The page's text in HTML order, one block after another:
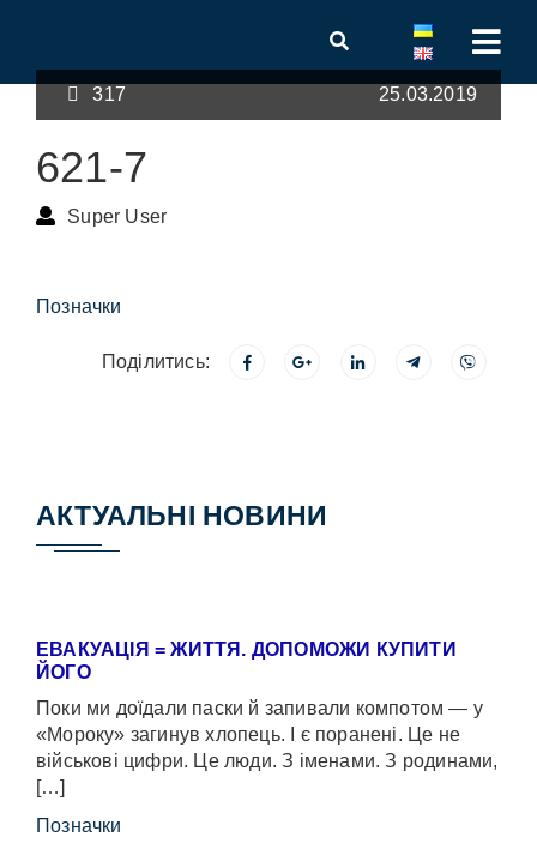
317 25.03.2019
621-7
Super User
Позначки
Поділитись:
АКТУАЛЬНІ НОВИНИ
ЕВАКУАЦІЯ = ЖИТТЯ. ДОПОМОЖИ КУПИТИ
ЙОГО
Поки ми доїдали паски й запивали компотом — у
«Мороку» загинув хлопець. І є поранені. Це не
військові цифри. Це люди. З іменами. З родинами,
[…]
Позначки